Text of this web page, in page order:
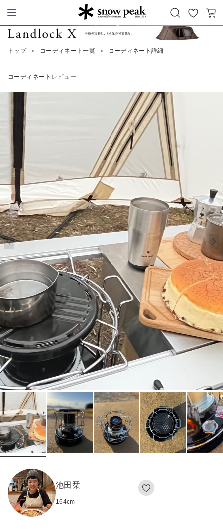
Snow Peak
お
気
カ
トップ ＞ コーディネート一覧 ＞ コーディネート詳細
コーディネート レビュー
池田栞
164cm